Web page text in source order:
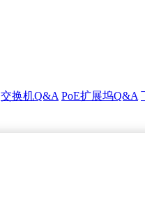
交换机Q&A PoE扩展坞Q&A